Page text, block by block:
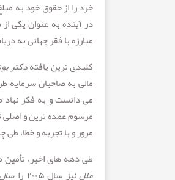
مبارزه با فقر جهانی به
کليدی ترین یافته دکتر
مالی به صاحبان سرمایه
می دانست و به فکر نهاد
مرسوم عمده ترین و اصلی
مرور و با تجربه و خطا،
طی دهه های اخير، تأمين
ملل نيز سال ۲۰۰۵ را سال